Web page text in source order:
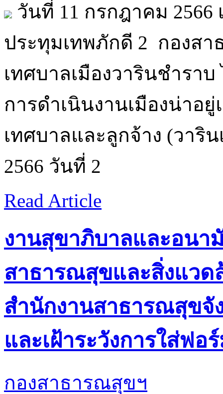
วันที่ 11 กรกฎาคม 2566
ประทุมเทพภักดี 2 กองส
เทศบาลเมืองวารินชำรา
การดำเนินงานเมืองน่าอ
เทศบาลและลูกจ้าง (วาริ
2566 วันที่ 2
Read Article
งานสุขาภิบาลและอนา
สาธารณสุขและสิ่งแวด
สำนักงานสาธารณสุขจั
และเฝ้าระวังการใส่ฟอ
กองสาธารณสุขฯ